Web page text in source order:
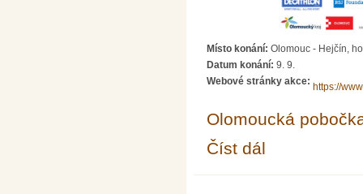
Místo konání: Olomouc - Hejčín,
Datum konání: 9. 9.
Webové stránky akce:
https://
Olomoucká
Číst dál